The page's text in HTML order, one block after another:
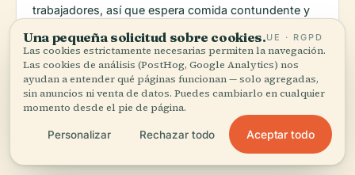
trabajadores, así que espera comida contundente y
Económico, auténtico y lleno de locales en las horas
del almuerzo. Casi 600 reseñas demuestran que es
de verdad: sin precios inflados, solo cocina española
contundente.
Lunes: 12:00 – 16:00 (cerrado martes y miércoles; consulte
mapMapa
Una pequeña solicitud sobre cookies.UE · RGPD
Las cookies estrictamente necesarias permiten la navegación.
Las cookies de análisis (PostHog, Google Analytics) nos
ayudan a entender qué páginas funcionan — solo agregadas,
sin anuncios ni venta de datos. Puedes cambiarlo en cualquier
momento desde el pie de página.
Personalizar Rechazar todo Aceptar todo